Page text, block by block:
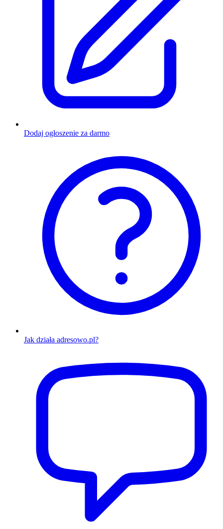
Dodaj ogłoszenie za darmo
Jak działa adresowo.pl?